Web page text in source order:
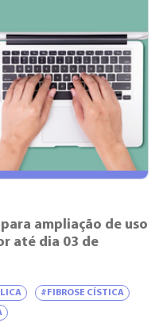
ampliação de uso
até dia 03 de
#FIBROSE CÍSTICA